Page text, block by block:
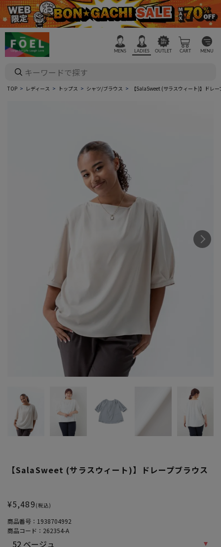
MENS LADIES OUTLET CART MENU
TOP レディース トップス シャツ/ブラウス 【SalaSweet (サラスウィート)】ドレ
【SalaSweet (サラスウィート)】ドレープブラウス
¥5,489 (税込)
商品番号： 1938704992
商品コード： 262354-A